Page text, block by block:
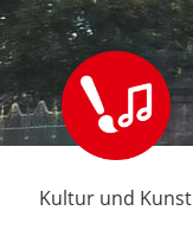
Kultur und Kunst